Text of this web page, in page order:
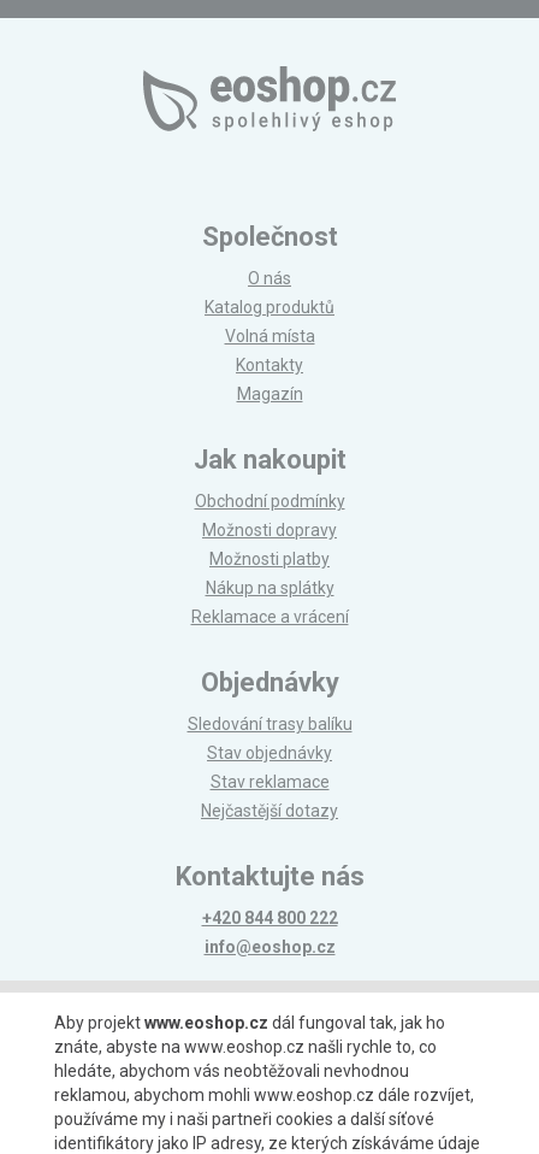
Společnost
O nás
Katalog produktů
Volná místa
Kontakty
Magazín
Jak nakoupit
Obchodní podmínky
Možnosti dopravy
Možnosti platby
Nákup na splátky
Reklamace a vrácení
Objednávky
Sledování trasy balíku
Stav objednávky
Stav reklamace
Nejčastější dotazy
Kontaktujte nás
+420 844 800 222
info@eoshop.cz
Možnosti platby
Možnosti dopravy
Aby projektwww.eoshop.cz dál fungoval tak, jak ho
znáte, abyste na www.eoshop.cz našli rychle to, co
hledáte, abychom vás neobtěžovali nevhodnou
reklamou, abychom mohli www.eoshop.cz dále rozvíjet,
používáme my i naši partneři cookies a další síťové
identifikátory jako IP adresy, ze kterých získáváme údaje